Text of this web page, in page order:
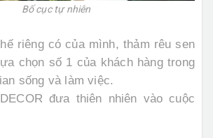
Bố cục tự nhiên
riêng có của mình, thảm rêu sen
chọn số 1 của khách hàng trong
sống và làm việc.
đưa thiên nhiên vào cuộc